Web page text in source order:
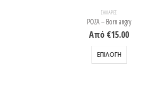
ΣΑΛΙΆΡΕΣ
ΡΟΖΑ – Born angry
Από €15.00
ΕΠΙΛΟΓΉ
το